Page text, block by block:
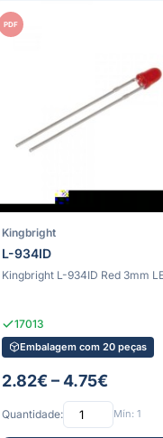
PDF
Kingbright
L-934ID
Kingbright L-934ID Red 3mm
17013
Embalagem com 20 peças
2.82€ – 4.75€
Quantidade: Mín: 1